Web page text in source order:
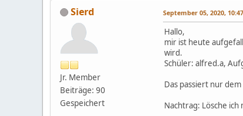
Sierd
Jr. Member
Beiträge: 90
Gespeichert
September 05, 2020,
Hallo,
mir ist heute
wird.
Schüler: alfred.a,
Das passiert nur
Nachtrag: Lösche